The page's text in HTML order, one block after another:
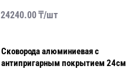
24240.00₸/шт
Сковорода алюминиевая с
антипригарным покрытием 24см